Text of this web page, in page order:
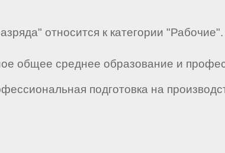
относится к категории "Рабочие".
общее среднее образование и
подготовка на